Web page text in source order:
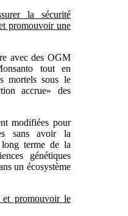
la sécurité
promouvoir une
avec des OGM
tout en
mortels sous le
accrue» des
modifiées pour
sans avoir la
long terme de la
génétiques
un écosystème
promouvoir le